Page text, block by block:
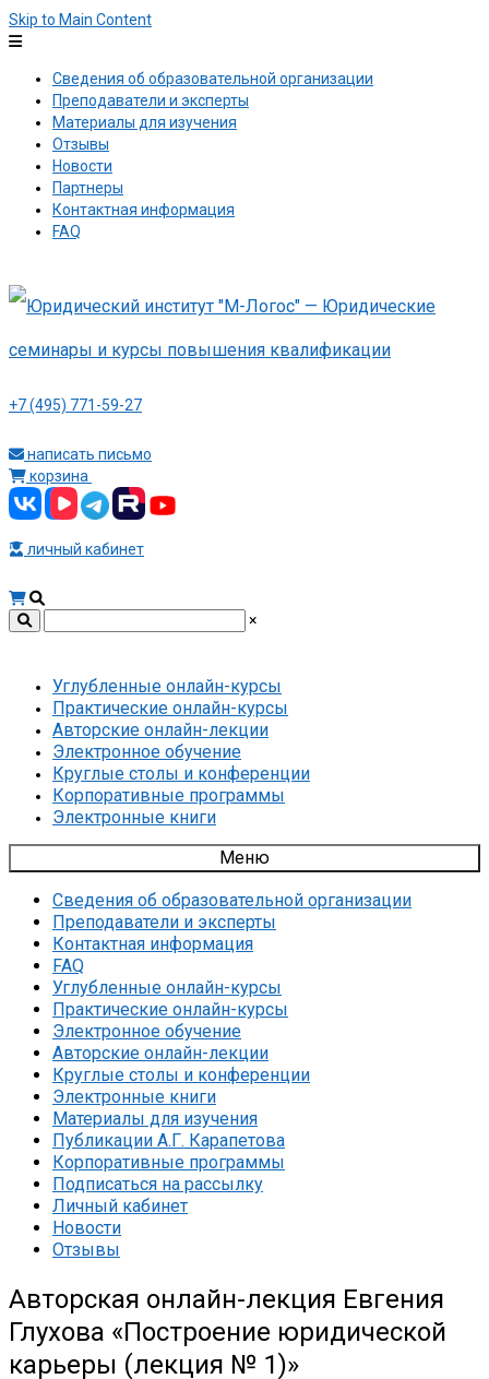
Skip to Main Content
Сведения об образовательной организации
Преподаватели и эксперты
Материалы для изучения
Отзывы
Новости
Партнеры
Контактная информация
FAQ
+7 (495) 771-59-27
написать письмо
корзина
личный кабинет
×
Углубленные онлайн-курсы
Практические онлайн-курсы
Авторские онлайн-лекции
Электронное обучение
Круглые столы и конференции
Корпоративные программы
Электронные книги
Меню
Сведения об образовательной организации
Преподаватели и эксперты
Контактная информация
FAQ
Углубленные онлайн-курсы
Практические онлайн-курсы
Электронное обучение
Авторские онлайн-лекции
Круглые столы и конференции
Электронные книги
Материалы для изучения
Публикации А.Г. Карапетова
Корпоративные программы
Подписаться на рассылку
Личный кабинет
Новости
Отзывы
Авторская онлайн-лекция Евгения
Глухова «Построение юридической
карьеры (лекция № 1)»